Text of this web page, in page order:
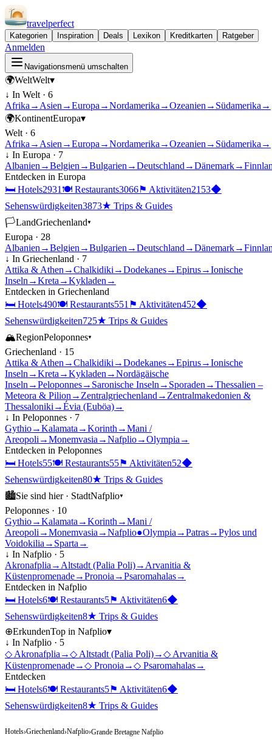
travelperfect
Kategorien Inspiration Deals Lexikon Kreditkarten Ratgeber
Anmelden
Navigationsmenü umschalten
🌍WeltWelt▾
↓ In Welt · 6
Afrika → Asien →Europa →Nordamerika →Ozeanien → Südamerika →
🌍KontinentEuropa▾
Welt · 6
Afrika → Asien →Europa →Nordamerika →Ozeanien → Südamerika →
↓ In Europa · 7
Albanien →Belgien →Bulgarien →Deutschland →Dänemark→
Entdecken in Europa
🛏 Hotels2931 🍽 Restaurants3066⚑ Aktivitäten2153◆
Sehenswürdigkeiten3873★ Trips & Guides
🏳LandGriechenland▾
Europa · 28
Albanien →Belgien →Bulgarien →Deutschland →Dänemark→
↓ In Griechenland · 7
Attika & Athen →Chalkidiki →Dodekanes→Epirus→Ionische
Inseln →Kreta →Kykladen →
Entdecken in Griechenland
🛏 Hotels490🍽 Restaurants551 ⚑ Aktivitäten452◆
Sehenswürdigkeiten725★ Trips & Guides
🏔RegionPeloponnes▾
Griechenland · 15
Attika & Athen →Chalkidiki →Dodekanes→Epirus→Ionische
Inseln →Kreta →Kykladen →Nordägäische
Inseln →Peloponnes→ Saronische Inseln → Sporaden →Thessalien –
Meteora & Pilion → Zentralgriechenland → Zentralmakedonien &
Thessaloniki →Évia (Euböa)→
↓ In Peloponnes · 7
Gythio→Kalamata →Korinth →Mani /
Areopoli →Monemvasia →Nafplio→Olympia →
Entdecken in Peloponnes
🛏 Hotels55🍽 Restaurants55⚑ Aktivitäten52◆
Sehenswürdigkeiten80★ Trips & Guides
🏙Sie sind hier · StadtNafplio▾
Peloponnes · 10
Gythio→Kalamata →Korinth →Mani /
Areopoli →Monemvasia →Nafplio●Olympia →Patras→Pylos und
Voidokilia → Sparta →
↓ In Nafplio · 5
Akronafplia → Altstadt (Palia Poli)→ Arvanitia &
Küstenpromenade→Pronoia →Psaromahalas→
Entdecken in Nafplio
🛏 Hotels6🍽 Restaurants5⚑ Aktivitäten6◆
Sehenswürdigkeiten8★ Trips & Guides
⊕ErkundenTop in Nafplio▾
↓ In Nafplio · 5
◇ Akronafplia →◇ Altstadt (Palia Poli)→◇ Arvanitia &
Küstenpromenade→◇ Pronoia →◇ Psaromahalas→
Entdecken
🛏 Hotels6🍽 Restaurants5⚑ Aktivitäten6◆
Sehenswürdigkeiten8★ Trips & Guides
Hotels›Griechenland›Nafplio›Grande Bretagne Nafplio